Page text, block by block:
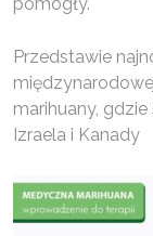
Przedstawie
marihuany,
Izraela i Kanady